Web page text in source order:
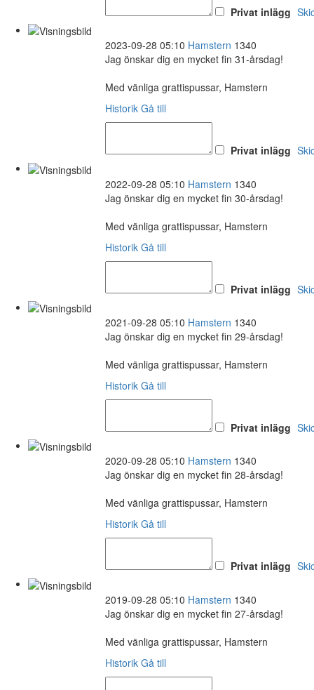
Privat inlägg
2023-09-28 05:10 Hamstern 1340
Jag önskar dig en mycket fin 31-årsdag!
Med vänliga grattispussar, Hamstern
Historik Gå till
Privat inlägg
2022-09-28 05:10 Hamstern 1340
Jag önskar dig en mycket fin 30-årsdag!
Med vänliga grattispussar, Hamstern
Historik Gå till
Privat inlägg
2021-09-28 05:10 Hamstern 1340
Jag önskar dig en mycket fin 29-årsdag!
Med vänliga grattispussar, Hamstern
Historik Gå till
Privat inlägg
2020-09-28 05:10 Hamstern 1340
Jag önskar dig en mycket fin 28-årsdag!
Med vänliga grattispussar, Hamstern
Historik Gå till
Privat inlägg
2019-09-28 05:10 Hamstern 1340
Jag önskar dig en mycket fin 27-årsdag!
Med vänliga grattispussar, Hamstern
Historik Gå till